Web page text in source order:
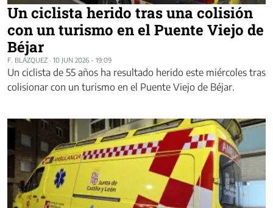
Un ciclista herido tras una colisión
con un turismo en el Puente Viejo de
Béjar
F. BLÁZQUEZ · 10 JUN 2026 - 19:09
Un ciclista de 55 años ha resultado herido este miércoles tras
colisionar con un turismo en el Puente Viejo de Béjar.